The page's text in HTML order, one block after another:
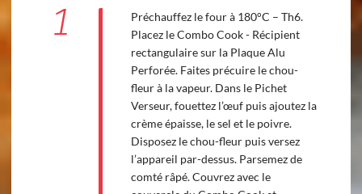
1
Préchauffez le four à 180°C – Th6.
Placez le Combo Cook - Récipient
rectangulaire sur la Plaque Alu
Perforée. Faites précuire le chou-
fleur à la vapeur. Dans le Pichet
Verseur, fouettez l’œuf puis ajoutez la
crème épaisse, le sel et le poivre.
Disposez le chou-fleur puis versez
l’appareil par-dessus. Parsemez de
comté râpé. Couvrez avec le